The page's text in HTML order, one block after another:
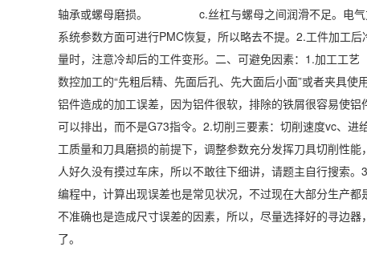
轴承或螺母磨损。 c.丝杠与螺母之间润滑不足。
系统参数方面可进行PMC恢复，所以略去不提。2.工件加工
量时，注意冷却后的工件变形。二、可避免因素：1.加工工
数控加工的“先粗后精、先面后孔、先大面后小面”或者夹具
铝件造成的加工误差，因为铝件很软，排除的铁屑很容易使
可以排出，而不是G73指令。2.切削三要素：切削速度vc、
工质量和刀具磨损的前提下，调整参数充分发挥刀具切削性
人好久没有摸过车床，所以不敢往下细讲，请题主自行搜索
编程中，计算出现误差也是常见状况，不过现在大部分生产
不准确也是造成尺寸误差的因素，所以，尽量选择好的寻边
了。